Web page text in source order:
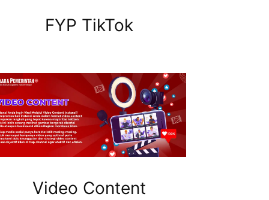
FYP TikTok
Video Content